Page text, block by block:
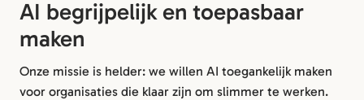
AI begrijpelijk en toepasbaar
maken
Onze missie is helder: we willen AI toegankelijk maken
voor organisaties die klaar zijn om slimmer te werken.